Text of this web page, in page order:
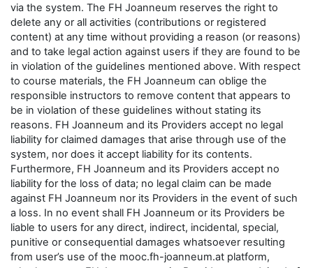
via the system. The FH Joanneum reserves the right to
delete any or all activities (contributions or registered
content) at any time without providing a reason (or reasons)
and to take legal action against users if they are found to be
in violation of the guidelines mentioned above. With respect
to course materials, the FH Joanneum can oblige the
responsible instructors to remove content that appears to
be in violation of these guidelines without stating its
reasons. FH Joanneum and its Providers accept no legal
liability for claimed damages that arise through use of the
system, nor does it accept liability for its contents.
Furthermore, FH Joanneum and its Providers accept no
liability for the loss of data; no legal claim can be made
against FH Joanneum nor its Providers in the event of such
a loss. In no event shall FH Joanneum or its Providers be
liable to users for any direct, indirect, incidental, special,
punitive or consequential damages whatsoever resulting
from user’s use of the mooc.fh-joanneum.at platform,